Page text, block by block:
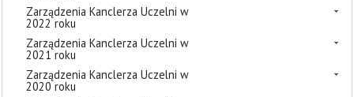
Zarządzenia Kanclerza Uczelni w
2022 roku
Zarządzenia Kanclerza Uczelni w
2021 roku
Zarządzenia Kanclerza Uczelni w
2020 roku